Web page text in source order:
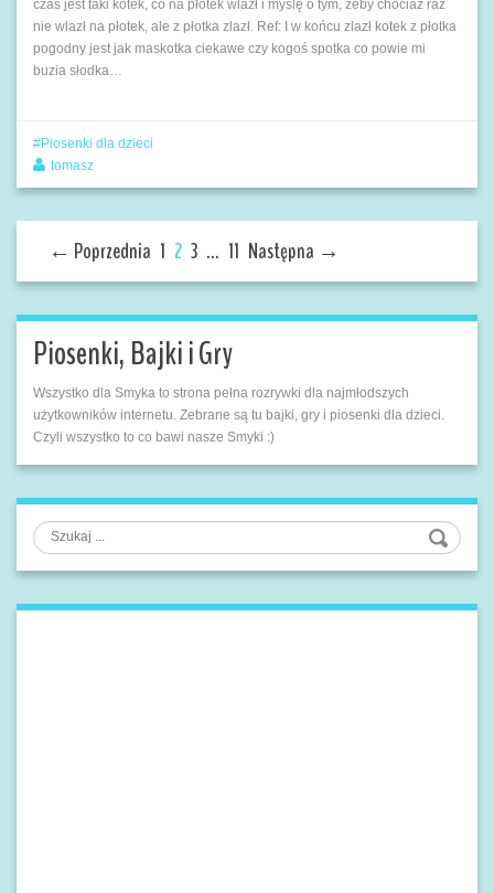
czas jest taki kotek, co na płotek wlazł i myślę o tym, żeby chociaż raz
nie wlazł na płotek, ale z płotka zlazł. Ref: I w końcu zlazł kotek z płotka
pogodny jest jak maskotka ciekawe czy kogoś spotka co powie mi
buzia słodka…
Piosenki dla dzieci
tomasz
← Poprzednia 1 2 3 … 11 Następna →
Piosenki, Bajki i Gry
Wszystko dla Smyka to strona pełna rozrywki dla najmłodszych
użytkowników internetu. Zebrane są tu bajki, gry i piosenki dla dzieci.
Czyli wszystko to co bawi nasze Smyki :)
Szukaj